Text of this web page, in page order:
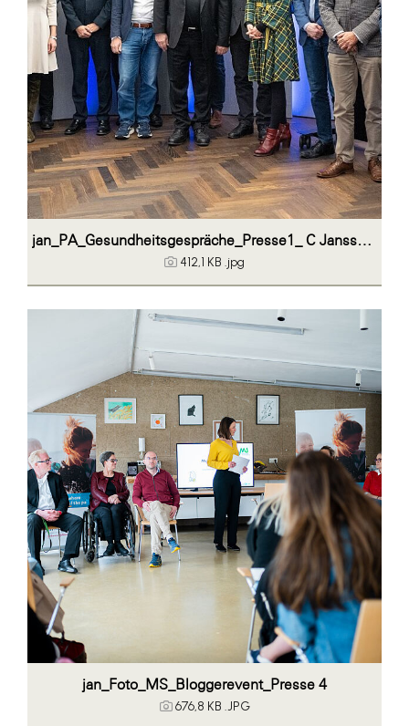
jan_PA_Gesundheitsgespräche_Presse1_ C Janssen Austria
412,1 KB .jpg
jan_Foto_MS_Bloggerevent_Presse 4
676,8 KB .JPG